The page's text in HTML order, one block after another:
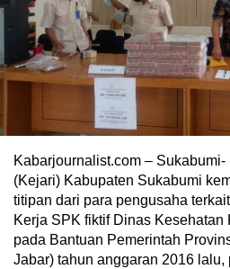
Kabarjournalist.com –
(Kejari) Kabupaten Sukabumi
titipan dari para pengusaha
Kerja SPK fiktif Dinas Kesehatan
pada Bantuan Pemerintah
Jabar) tahun anggaran 2016 lalu,